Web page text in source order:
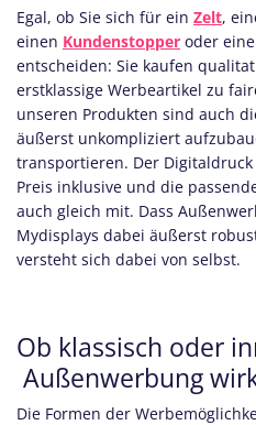
Egal, ob Sie sich für ein Zelt,
einen Kundenstopper oder
entscheiden: Sie kaufen
erstklassige Werbeartikel zu
unseren Produkten sind auch
äußerst unkompliziert
transportieren. Der
Preis inklusive und die
auch gleich mit. Dass
Mydisplays dabei äußerst
versteht sich dabei von selbst.
Ob klassisch oder
Außenwerbung
Die Formen der